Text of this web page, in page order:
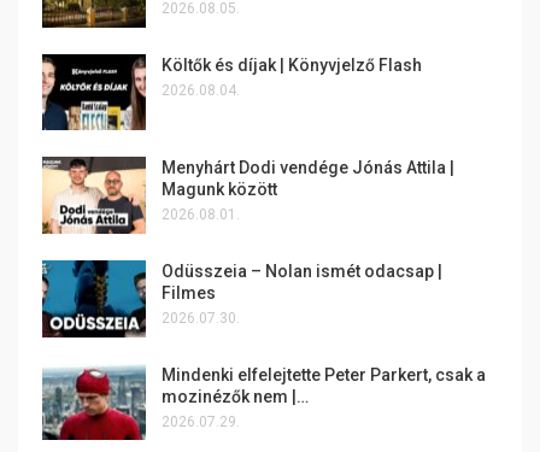
2026.08.05.
Költők és díjak | Könyvjelző Flash
2026.08.04.
Menyhárt Dodi vendége Jónás Attila |
Magunk között
2026.08.01.
Odüsszeia – Nolan ismét odacsap |
Filmes
2026.07.30.
Mindenki elfelejtette Peter Parkert, csak a
mozinézők nem |…
2026.07.29.